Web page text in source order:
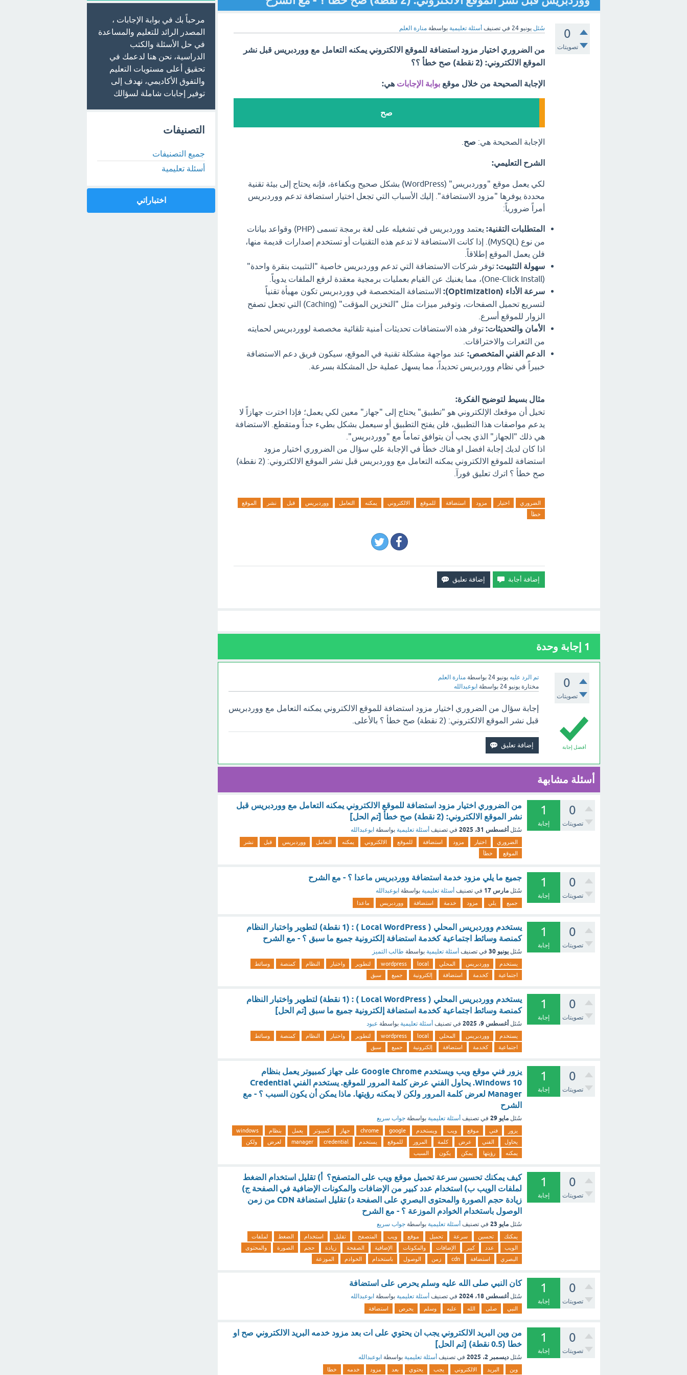
0
تصويتات
سُئل يونيو 24 في تصنيف أسئلة تعليمية بواسطة منارة العلم
من الضروري اختيار مزود استضافة للموقع الالكتروني يمكنه التعامل مع ووردبريس قبل نشر
الموقع الالكتروني: (2 نقطة) صح خطأ ؟؟
الإجابة الصحيحة من خلال موقع بوابة الإجابات هي:
صح
الإجابة الصحيحة هي: صح
الشرح التعليمي:
لكي يعمل موقع "ووردبريس" (WordPress) بشكل صحيح وبكفاءة، فإنه يحتاج إلى بيئة تقنية
محددة يوفرها "مزود الاستضافة". إليك الأسباب التي تجعل اختيار استضافة تدعم ووردبريس
أمراً ضرورياً:
المتطلبات التقنية:
يعتمد ووردبريس في تشغيله على لغة برمجة تسمى (PHP) وقواعد بيانات
من نوع (MySQL). إذا كانت الاستضافة لا تدعم هذه التقنيات أو تستخدم إصدارات قديمة منها،
فلن يعمل الموقع إطلاقاً.
سهولة التثبيت: توفر شركات الاستضافة التي تدعم ووردبريس خاصية "التثبيت بنقرة واحدة"
(One-Click Install)، مما يغنيك عن القيام بعمليات برمجية معقدة لرفع الملفات يدوياً.
سرعة الأداء (Optimization):
الاستضافة المتخصصة في ووردبريس تكون مهيأة تقنياً
لتسريع تحميل الصفحات، وتوفير ميزات مثل "التخزين المؤقت" (Caching) التي تجعل تصفح
الزوار للموقع أسرع.
الأمان والتحديثات: توفر هذه الاستضافات تحديثات أمنية تلقائية مخصصة لووردبريس لحمايته
من الثغرات والاختراقات.
الدعم الفني المتخصص: عند مواجهة مشكلة تقنية في الموقع، سيكون فريق دعم الاستضافة
خبيراً في نظام ووردبريس تحديداً، مما يسهل عملية حل المشكلة بسرعة.
مثال بسيط لتوضيح الفكرة:
تخيل أن موقعك الإلكتروني هو "تطبيق" يحتاج إلى "جهاز" معين لكي يعمل؛ فإذا اخترت جهازاً لا
يدعم مواصفات هذا التطبيق، فلن يفتح التطبيق أو سيعمل بشكل بطيء جداً ومتقطع. الاستضافة
هي ذلك "الجهاز" الذي يجب أن يتوافق تماماً مع "ووردبريس".
اذا كان لديك إجابة افضل او هناك خطأ في الإجابة علي سؤال من الضروري اختيار مزود
استضافة للموقع الالكتروني يمكنه التعامل مع ووردبريس قبل نشر الموقع الالكتروني: (2 نقطة)
صح خطأ ؟ اترك تعليق فورآ.
الضروري اختيار مزود استضافة للموقع الالكتروني يمكنه التعامل ووردبريس قبل نشر
الموقع
خطأ
1 إجابة وحدة
0
تصويتات
تم الرد عليه يونيو 24 بواسطة منارة العلم
مختارة يونيو 24 بواسطة ابوعبدالله
أفضل إجابة
إجابة سؤال من الضروري اختيار مزود استضافة للموقع الالكتروني يمكنه التعامل مع ووردبريس
قبل نشر الموقع الالكتروني: (2 نقطة) صح خطأ ؟ بالأعلى.
أسئلة مشابهة
0
تصويتات
1
إجابة
من الضروري اختيار مزود استضافة للموقع الالكتروني يمكنه التعامل مع ووردبريس قبل
نشر الموقع الالكتروني: (2 نقطة) صح خطأ [تم الحل]
سُئل أغسطس 31، 2025 في تصنيف أسئلة تعليمية بواسطة ابوعبدالله
الضروري اختيار مزود استضافة للموقع الالكتروني يمكنه التعامل ووردبريس قبل
نشر
الموقع
خطأ
0
تصويتات
1
إجابة
جميع ما يلي مزود خدمة استضافة ووردبريس ماعدا ؟ - مع الشرح
سُئل مارس 17 في تصنيف أسئلة تعليمية بواسطة ابوعبدالله
جميع يلي مزود خدمة استضافة ووردبريس ماعدا
0
تصويتات
1
إجابة
يستخدم ووردبريس المحلي ( Local WordPress ) : (1 نقطة) لتطوير واختبار النظام
كمنصة وسائط اجتماعية كخدمة استضافة إلكترونية جميع ما سبق ؟ - مع الشرح
سُئل يونيو 30 في تصنيف أسئلة تعليمية بواسطة طالب التميز
يستخدم ووردبريس المحلي local
wordpress لتطوير واختبار النظام كمنصة
وسائط
اجتماعية
كخدمة استضافة إلكترونية جميع سبق
0
تصويتات
1
إجابة
يستخدم ووردبريس المحلي ( Local WordPress ) : (1 نقطة) لتطوير واختبار النظام
كمنصة وسائط اجتماعية كخدمة استضافة إلكترونية جميع ما سبق [تم الحل]
سُئل أغسطس 9، 2025 في تصنيف أسئلة تعليمية بواسطة عبود
يستخدم ووردبريس المحلي local
wordpress لتطوير واختبار النظام كمنصة
وسائط
اجتماعية
كخدمة استضافة إلكترونية جميع سبق
0
تصويتات
1
إجابة
يزور فني موقع ويب ويستخدم Google Chrome على جهاز كمبيوتر يعمل بنظام
Windows 10. يحاول الفني عرض كلمة المرور للموقع. يستخدم الفني Credential
Manager لعرض كلمة المرور ولكن لا يمكنه رؤيتها. ماذا يمكن أن يكون السبب ؟ - مع
الشرح
سُئل مايو 29 في تصنيف أسئلة تعليمية بواسطة جواب سريع
يزور فني موقع ويب ويستخدم google
chrome جهاز كمبيوتر يعمل بنظام
windows
يحاول
الفني عرض كلمة المرور للموقع يستخدم credential
manager لعرض
ولكن
يمكنه
رؤيتها يمكن يكون السبب
0
تصويتات
1
إجابة
كيف يمكنك تحسين سرعة تحميل موقع ويب على المتصفح؟ أ) تقليل استخدام الضغط
لملفات الويب ب) استخدام عدد كبير من الإضافات والمكونات الإضافية في الصفحة ج)
زيادة حجم الصورة والمحتوى البصري على الصفحة د) تقليل استضافة CDN من زمن
الوصول باستخدام الخوادم الموزعة ؟ - مع الشرح
سُئل مايو 23 في تصنيف أسئلة تعليمية بواسطة جواب سريع
يمكنك تحسين سرعة تحميل موقع ويب المتصفح تقليل استخدام الضغط
لملفات
الويب
عدد كبير الإضافات والمكونات الإضافية الصفحة زيادة حجم الصورة
والمحتوى
البصري
استضافة cdn زمن الوصول باستخدام الخوادم الموزعة
0
تصويتات
1
إجابة
كان النبي صلى الله عليه وسلم يحرص على استضافة
سُئل أغسطس 18، 2024 في تصنيف أسئلة تعليمية بواسطة ابوعبدالله
النبي صلى الله عليه وسلم يحرص استضافة
0
تصويتات
1
إجابة
من وين البريد الالكتروني يجب ان يحتوي على ات بعد مزود خدمه البريد الالكتروني صح او
خطا (0.5 نقطة) [تم الحل]
سُئل ديسمبر 2، 2025 في تصنيف أسئلة تعليمية بواسطة ابوعبدالله
وين البريد الالكتروني يجب يحتوي بعد مزود خدمه خطا
مرحباً بك في بوابة الإجابات ،
المصدر الرائد للتعليم والمساعدة
في حل الأسئلة والكتب
الدراسية، نحن هنا لدعمك في
تحقيق أعلى مستويات التعليم
والتفوق الأكاديمي، نهدف إلى
توفير إجابات شاملة لسؤالك
التصنيفات
جميع التصنيفات
أسئلة تعليمية
اختباراتي